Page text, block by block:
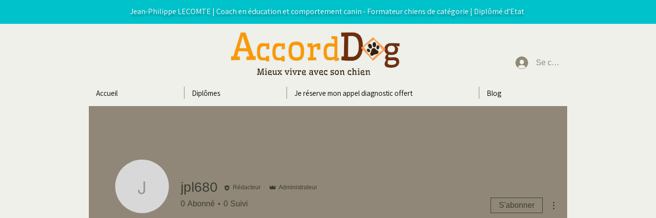
Jean-Philippe LECOMTE | Coach en éducation et comportement canin - Formateur chiens de catégorie | Diplômé d'Etat
Se connecter
Accueil Diplômes Je réserve mon appel diagnostic offert Blog
jpl680jpl680 Rédacteur Administrateur
0 Abonné 0 Suivi S'abonner